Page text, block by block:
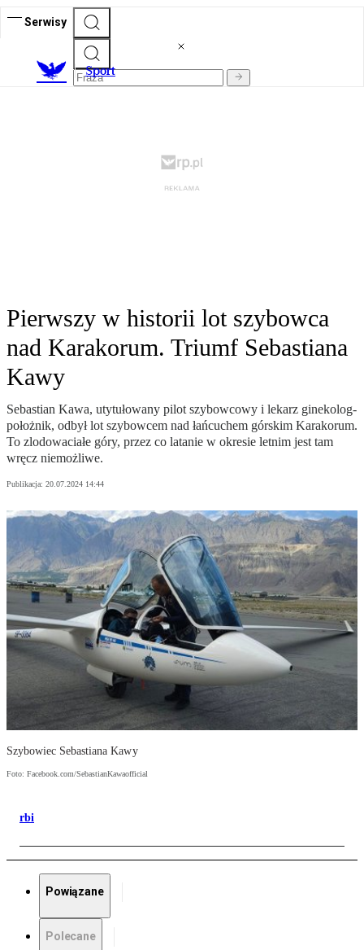
Serwisy
Sport
Pierwszy w historii lot szybowca
nad Karakorum. Triumf Sebastiana
Kawy
Sebastian Kawa, utytułowany pilot szybowcowy i lekarz ginekolog-
położnik, odbył lot szybowcem nad łańcuchem górskim Karakorum.
To zlodowaciałe góry, przez co latanie w okresie letnim jest tam
wręcz niemożliwe.
Publikacja: 20.07.2024 14:44
Szybowiec Sebastiana Kawy
Foto: Facebook.com/SebastianKawaofficial
rbi
Powiązane
Polecane